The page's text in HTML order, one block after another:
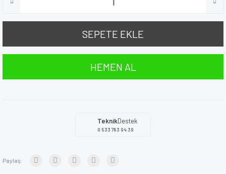
SEPETE EKLE
HEMEN AL
TeknikDestek
0 533 783 94 39
Paylaş: